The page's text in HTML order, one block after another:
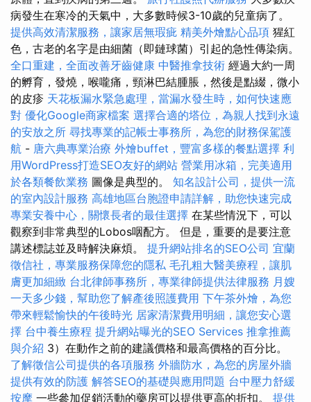
病發生在寒冷的天氣中，大多數時候3-10歲的兒童病了。
提供高效清潔服務，讓家居無瑕疵 精美外燴點心品項 猩紅
色，古老的名字是由細菌（即鏈球菌）引起的急性傳染病。
全口重建，全面改善牙齒健康 中醫推拿技術 經過大約一周
的孵育，發燒，喉嚨痛，頸淋巴結腫脹，然後是點綴，微小
的皮疹 天花板漏水緊急處理，當漏水發生時，如何快速應
對 優化Google商家檔案 選擇合適的塔位，為親人找到永遠
的安放之所 尋找專業的記帳士事務所，為您的財務保駕護
航 - 唐六典專業治療 外燴buffet，豐富多樣的餐點選擇 利
用WordPress打造SEO友好的網站 營業用冰箱，完美適用
於各類餐飲業務 圖像是典型的。 知名設計公司，提供一流
的室內設計服務 高雄地區台胞證申請詳解，助您快速完成
專業安養中心，關懷長者的最佳選擇 在某些情況下，可以
觀察到非常典型的Lobos咽配方。 但是，重要的是要注意
講述標誌並及時解決麻煩。 提升網站排名的SEO公司 宜蘭
徵信社，專業服務保障您的隱私 毛孔粗大醫美療程，讓肌
膚更加細緻 台北律師事務所，專業律師提供法律服務 月嫂
一天多少錢，幫助您了解產後照護費用 下午茶外燴，為您
帶來輕鬆愉快的午後時光 居家清潔費用明細，讓您安心選
擇 台中養生療程 提升網站曝光的SEO Services 推拿推薦
與介紹 3）在動作之前的建議價格和最高價格的百分比。
了解徵信公司提供的各項服務 外牆防水，為您的房屋外牆
提供有效的防護 解答SEO的基礎與應用問題 台中壓力舒緩
按摩 一些參加促銷活動的藥房可以提供更高的折扣。 提供